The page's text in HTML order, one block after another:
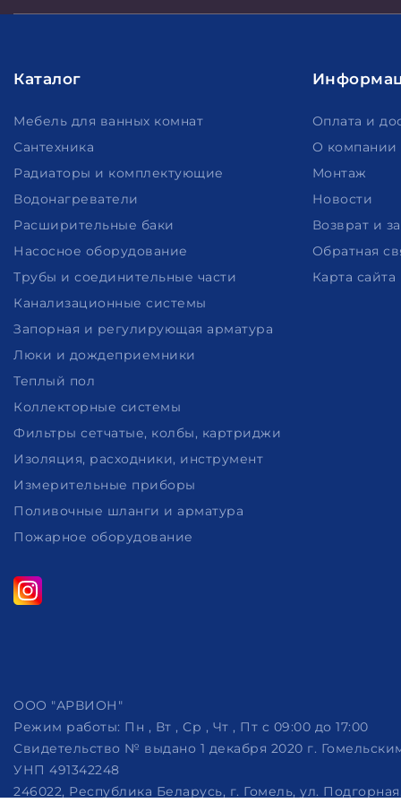
Каталог
Мебель для ванных комнат
Сантехника
Радиаторы и комплектующие
Водонагреватели
Расширительные баки
Насосное оборудование
Трубы и соединительные части
Канализационные системы
Запорная и регулирующая арматура
Люки и дождеприемники
Теплый пол
Коллекторные системы
Фильтры сетчатые, колбы, картриджи
Изоляция, расходники, инструмент
Измерительные приборы
Поливочные шланги и арматура
Пожарное оборудование
Оплата и
О компании
Монтаж
Новости
Возврат и
Обратная
Карта сайта
ООО "АРВИОН"
Режим работы: Пн , Вт , Ср , Чт , Пт c 09:00 до 17:00
Свидетельство № выдано 1 декабря 2020 г.
УНП 491342248
246022, Республика Беларусь, г. Гомель, ул.